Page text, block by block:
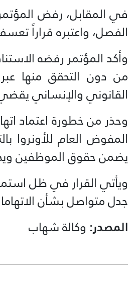
في المقابل، رفض المؤتمر
الفصل، واعتبره قراراً
وأكد المؤتمر رفضه
من دون التحقق منها
القانوني والإنساني
وحذر من خطورة اعتماد
المفوض العام للأونروا
يضمن حقوق الموظفين
ويأتي القرار في ظل
جدل متواصل بشأن
المصدر: وكالة شهاب